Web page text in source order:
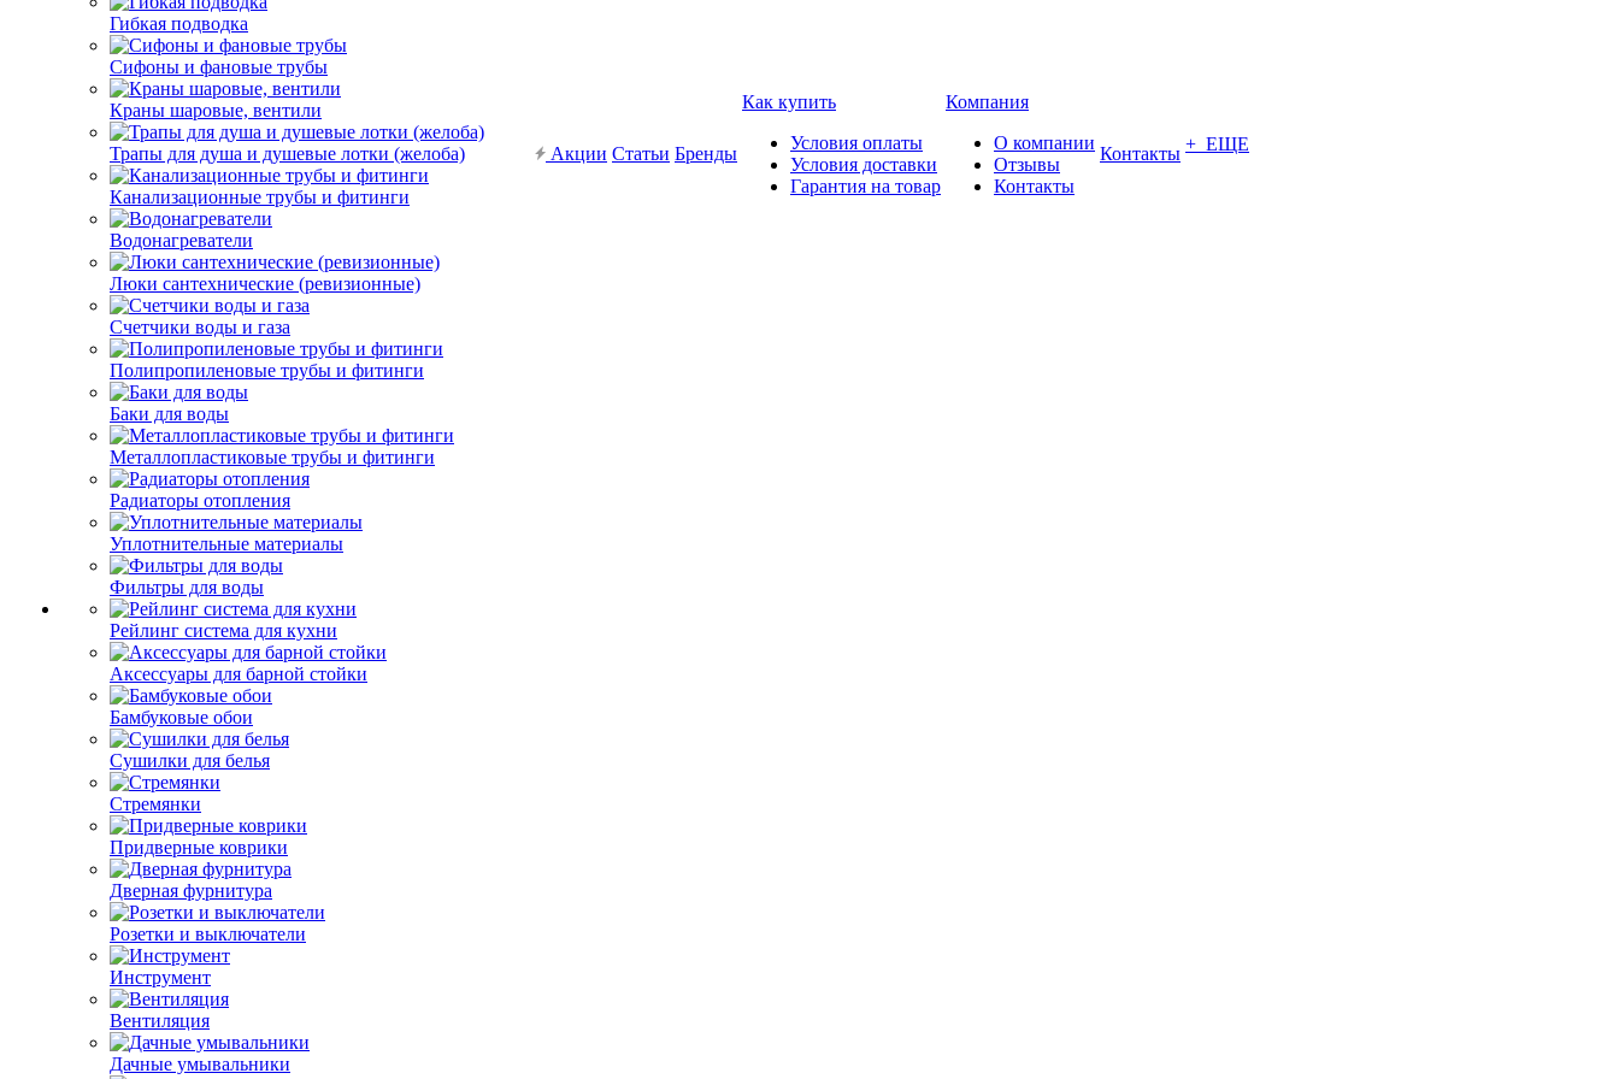
Гибкая подводка
Сифоны и фановые трубы
Краны шаровые, вентили
Трапы для душа и душевые лотки (желоба)
Канализационные трубы и фитинги
Водонагреватели
Люки сантехнические (ревизионные)
Счетчики воды и газа
Полипропиленовые трубы и фитинги
Баки для воды
Металлопластиковые трубы и фитинги
Радиаторы отопления
Уплотнительные материалы
Фильтры для воды
Рейлинг система для кухни
Аксессуары для барной стойки
Бамбуковые обои
Сушилки для белья
Стремянки
Придверные коврики
Дверная фурнитура
Розетки и выключатели
Инструмент
Вентиляция
Дачные умывальники
Акции Статьи Бренды
Как купить
Условия оплаты
Условия доставки
Гарантия на товар
Компания
О компании
Отзывы
Контакты
Контакты + ЕЩЕ